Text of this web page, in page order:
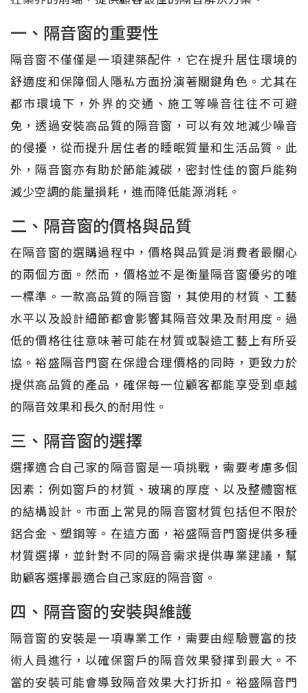
一、隔音窗的重要性
隔音窗不僅僅是一項建築配件，它在提升居住環境的
舒適度和保障個人隱私方面扮演著關鍵角色。尤其在
都市環境下，外界的交通、施工等噪音往往不可避
免，透過安裝高品質的隔音窗，可以有效地減少噪音
的侵擾，從而提升居住者的睡眠質量和生活品質。此
外，隔音窗亦有助於節能減碳，密封性佳的窗戶能夠
減少空調的能量損耗，進而降低能源消耗。
二、隔音窗的價格與品質
在隔音窗的選購過程中，價格與品質是消費者最關心
的兩個方面。然而，價格並不是衡量隔音窗優劣的唯
一標準。一款高品質的隔音窗，其使用的材質、工藝
水平以及設計細節都會影響其隔音效果及耐用度。過
低的價格往往意味著可能在材質或製造工藝上有所妥
協。裕盛隔音門窗在保證合理價格的同時，更致力於
提供高品質的產品，確保每一位顧客都能享受到卓越
的隔音效果和長久的耐用性。
三、隔音窗的選擇
選擇適合自己家的隔音窗是一項挑戰，需要考慮多個
因素：例如窗戶的材質、玻璃的厚度、以及整體窗框
的結構設計。市面上常見的隔音窗材質包括但不限於
鋁合金、塑鋼等。在這方面，裕盛隔音門窗提供多種
材質選擇，並針對不同的隔音需求提供專業建議，幫
助顧客選擇最適合自己家庭的隔音窗。
四、隔音窗的安裝與維護
隔音窗的安裝是一項專業工作，需要由經驗豐富的技
術人員進行，以確保窗戶的隔音效果發揮到最大。不
當的安裝可能會導致隔音效果大打折扣。裕盛隔音門